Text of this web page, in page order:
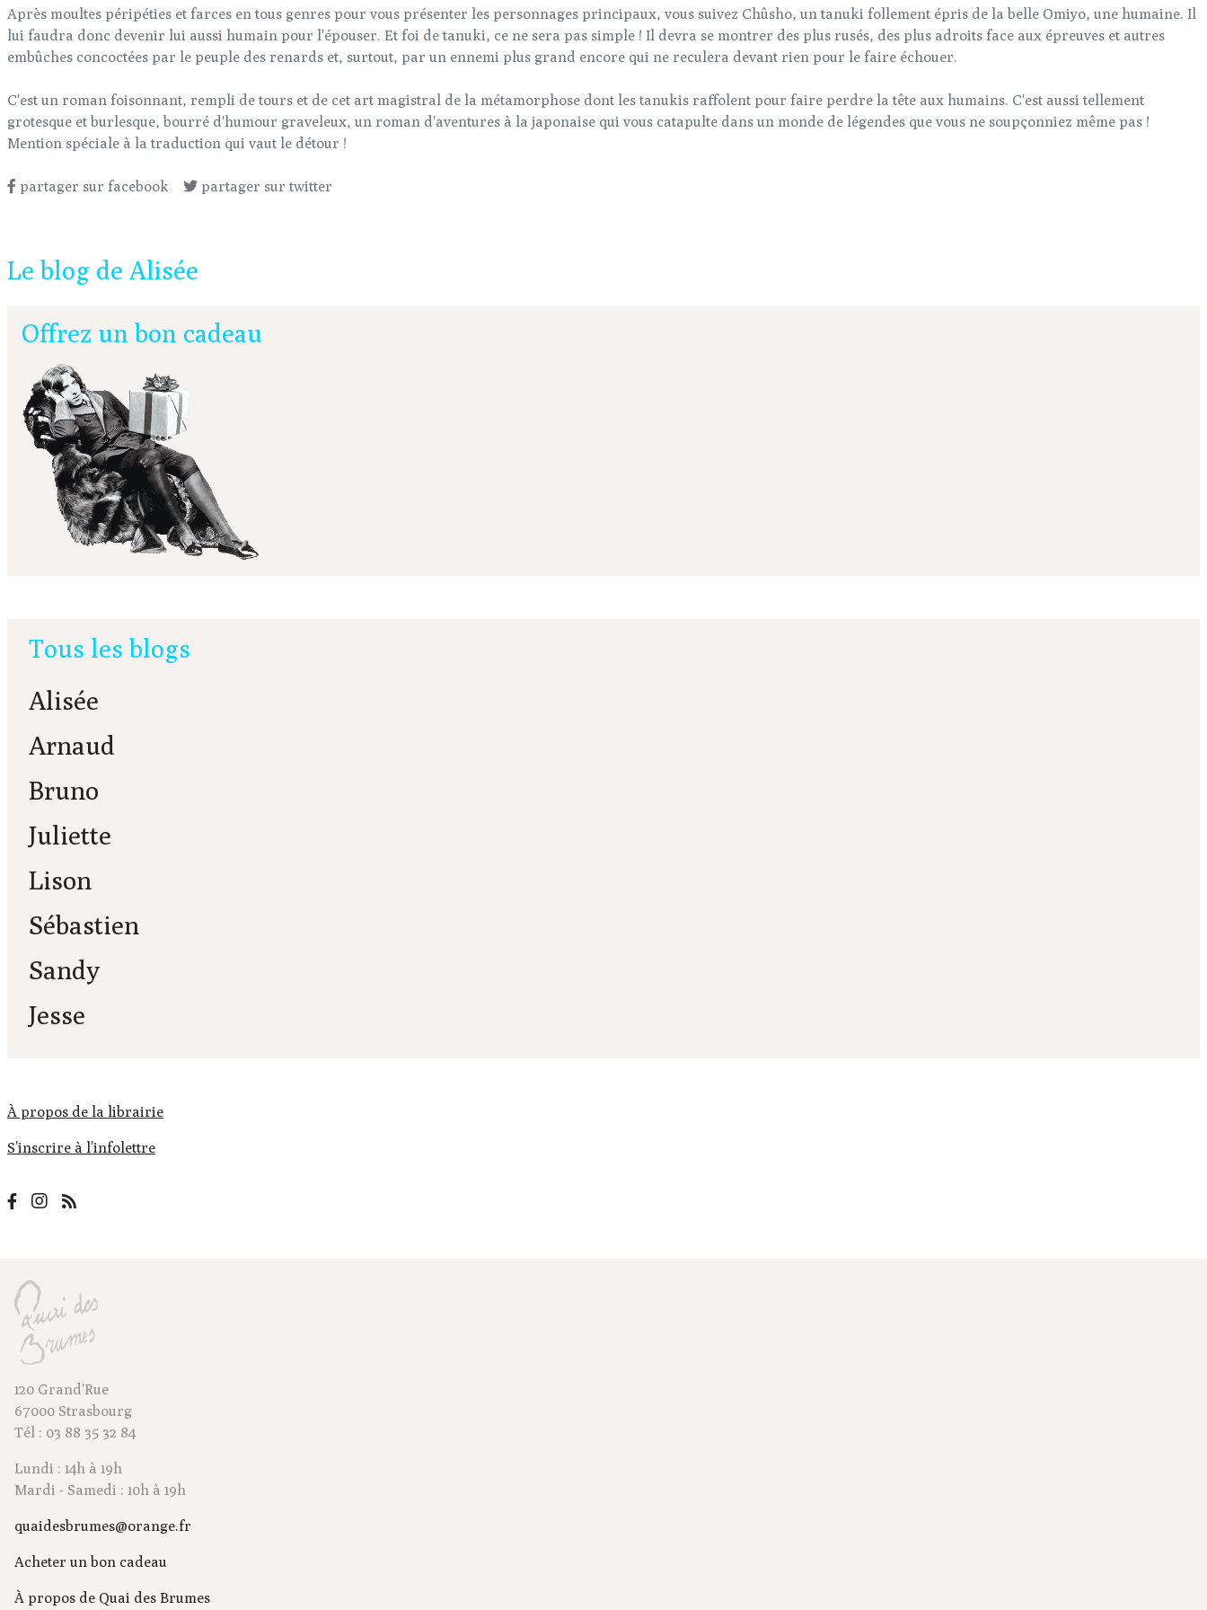
Après moultes péripéties et farces en tous genres pour vous présenter les personnages principaux, vous suivez Chûsho, un tanuki follement épris de la belle Omiyo, une humaine. Il
lui faudra donc devenir lui aussi humain pour l'épouser. Et foi de tanuki, ce ne sera pas simple ! Il devra se montrer des plus rusés, des plus adroits face aux épreuves et autres
embûches concoctées par le peuple des renards et, surtout, par un ennemi plus grand encore qui ne reculera devant rien pour le faire échouer.
C'est un roman foisonnant, rempli de tours et de cet art magistral de la métamorphose dont les tanukis raffolent pour faire perdre la tête aux humains. C'est aussi tellement
grotesque et burlesque, bourré d'humour graveleux, un roman d'aventures à la japonaise qui vous catapulte dans un monde de légendes que vous ne soupçonniez même pas !
Mention spéciale à la traduction qui vaut le détour !
partager sur facebook partager sur twitter
Le blog de Alisée
À propos de la librairie
S’inscrire à l’infolettre
Offrez un bon cadeau
Tous les blogs
Alisée
Arnaud
Bruno
Juliette
Lison
Sébastien
Sandy
Jesse
120 Grand'Rue
67000 Strasbourg
Tél : 03 88 35 32 84
Lundi : 14h à 19h
Mardi - Samedi : 10h à 19h
quaidesbrumes@orange.fr
Acheter un bon cadeau
À propos de Quai des Brumes